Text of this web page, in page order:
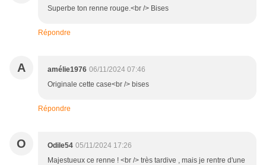
Superbe ton renne rouge.<br /> Bises
Répondre
A amélie1976 06/11/2024 07:46
Originale cette case<br /> bises
Répondre
O Odile54 05/11/2024 17:26
Majestueux ce renne ! <br /> très tardive , mais je rentre d'une